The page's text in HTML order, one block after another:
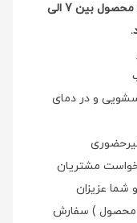
تمام محصولات چاپی بنا به نوع محصول بین 7 الی
و در دمای
مشتریان
عزیزان
محصول ) سفارش